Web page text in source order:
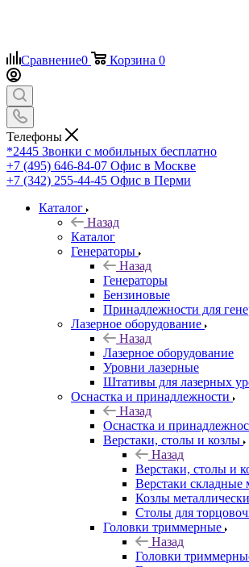
Сравнение0 Корзина 0
Телефоны
*2445 Звонки с мобильных бесплатно
+7 (495) 646-84-07 Офис в Москве
+7 (342) 255-44-45 Офис в Перми
Каталог
Назад
Каталог
Генераторы
Назад
Генераторы
Бензиновые
Принадлежности для
Лазерное оборудование
Назад
Лазерное оборудование
Уровни лазерные
Штативы для лазерных
Оснастка и принадлежности
Назад
Оснастка и
Верстаки, столы и козлы
Назад
Верстаки, столы и
Верстаки складные
Козлы
Столы для
Головки триммерные
Назад
Головки